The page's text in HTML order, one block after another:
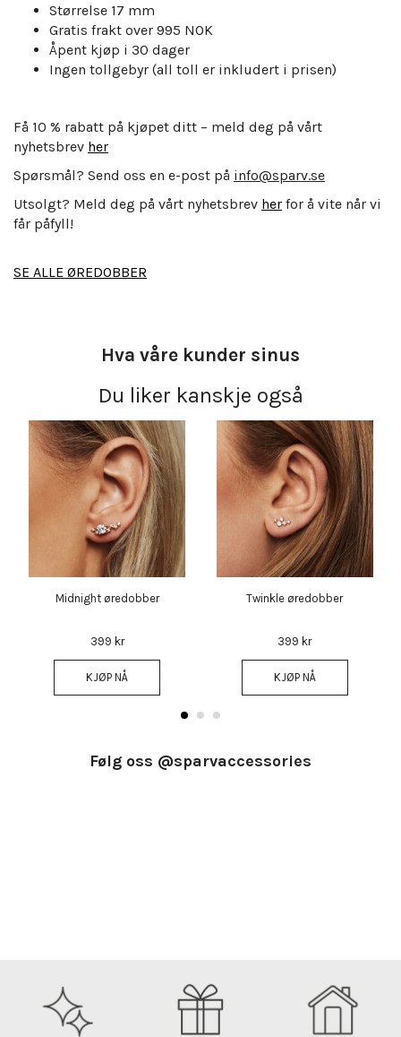
Størrelse 17 mm
Gratis frakt over 995 NOK
Åpent kjøp i 30 dager
Ingen tollgebyr (all toll er inkludert i prisen)
Få 10 % rabatt på kjøpet ditt – meld deg på vårt
nyhetsbrev her
Spørsmål? Send oss en e-post på info@sparv.se
Utsolgt? Meld deg på vårt nyhetsbrev her for å vite når vi
får påfyll!
SE ALLE ØREDOBBER
Hva våre kunder sinus
Du liker kanskje også
Midnight øredobber
399 kr
KJØP NÅ
Twinkle øredobber
399 kr
KJØP NÅ
Følg oss @sparvaccessories